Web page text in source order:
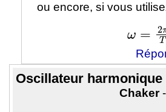
ou encore, si vous
π
Oscillateur harmonique
Chaker-